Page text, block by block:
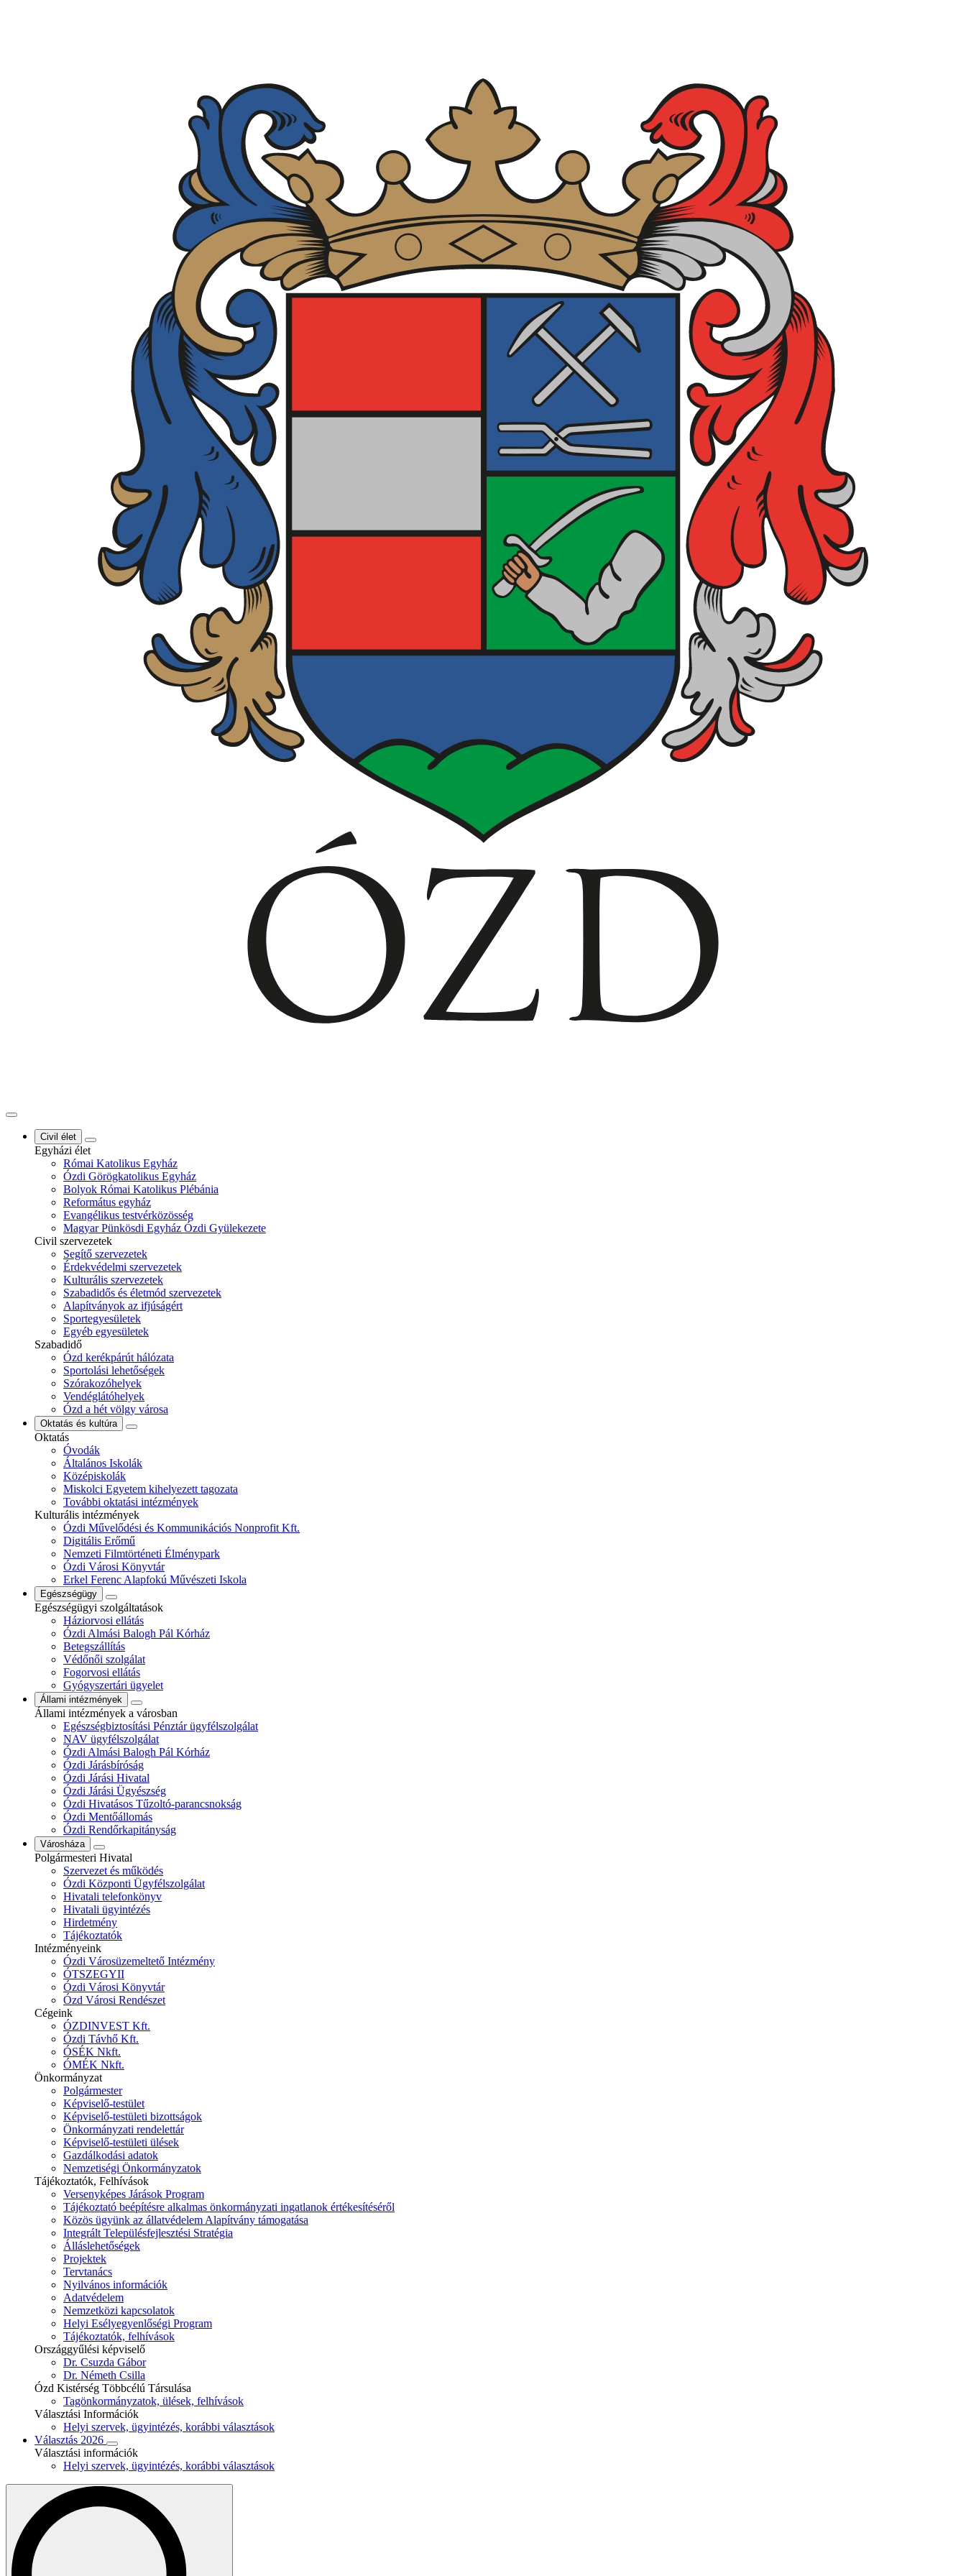
Civil élet
Egyházi élet
Római Katolikus Egyház
Ózdi Görögkatolikus Egyház
Bolyok Római Katolikus Plébánia
Református egyház
Evangélikus testvérközösség
Magyar Pünkösdi Egyház Ózdi Gyülekezete
Civil szervezetek
Segítő szervezetek
Érdekvédelmi szervezetek
Kulturális szervezetek
Szabadidős és életmód szervezetek
Alapítványok az ifjúságért
Sportegyesületek
Egyéb egyesületek
Szabadidő
Ózd kerékpárút hálózata
Sportolási lehetőségek
Szórakozóhelyek
Vendéglátóhelyek
Ózd a hét völgy városa
Oktatás és kultúra
Oktatás
Óvodák
Általános Iskolák
Középiskolák
Miskolci Egyetem kihelyezett tagozata
További oktatási intézmények
Kulturális intézmények
Ózdi Művelődési és Kommunikációs Nonprofit Kft.
Digitális Erőmű
Nemzeti Filmtörténeti Élménypark
Ózdi Városi Könyvtár
Erkel Ferenc Alapfokú Művészeti Iskola
Egészségügy
Egészségügyi szolgáltatások
Háziorvosi ellátás
Ózdi Almási Balogh Pál Kórház
Betegszállítás
Védőnői szolgálat
Fogorvosi ellátás
Gyógyszertári ügyelet
Állami intézmények
Állami intézmények a városban
Egészségbiztosítási Pénztár ügyfélszolgálat
NAV ügyfélszolgálat
Ózdi Almási Balogh Pál Kórház
Ózdi Járásbíróság
Ózdi Járási Hivatal
Ózdi Járási Ügyészség
Ózdi Hivatásos Tűzoltó-parancsnokság
Ózdi Mentőállomás
Ózdi Rendőrkapitányság
Városháza
Polgármesteri Hivatal
Szervezet és működés
Ózdi Központi Ügyfélszolgálat
Hivatali telefonkönyv
Hivatali ügyintézés
Hirdetmény
Tájékoztatók
Intézményeink
Ózdi Városüzemeltető Intézmény
ÓTSZEGYII
Ózdi Városi Könyvtár
Ózd Városi Rendészet
Cégeink
ÓZDINVEST Kft.
Ózdi Távhő Kft.
ÓSÉK Nkft.
ÓMÉK Nkft.
Önkormányzat
Polgármester
Képviselő-testület
Képviselő-testületi bizottságok
Önkormányzati rendelettár
Képviselő-testületi ülések
Gazdálkodási adatok
Nemzetiségi Önkormányzatok
Tájékoztatók, Felhívások
Versenyképes Járások Program
Tájékoztató beépítésre alkalmas önkormányzati ingatlanok értékesítéséről
Közös ügyünk az állatvédelem Alapítvány támogatása
Integrált Településfejlesztési Stratégia
Álláslehetőségek
Projektek
Tervtanács
Nyilvános információk
Adatvédelem
Nemzetközi kapcsolatok
Helyi Esélyegyenlőségi Program
Tájékoztatók, felhívások
Országgyűlési képviselő
Dr. Csuzda Gábor
Dr. Németh Csilla
Ózd Kistérség Többcélú Társulása
Tagönkormányzatok, ülések, felhívások
Választási Információk
Helyi szervek, ügyintézés, korábbi választások
Választás 2026
Választási információk
Helyi szervek, ügyintézés, korábbi választások